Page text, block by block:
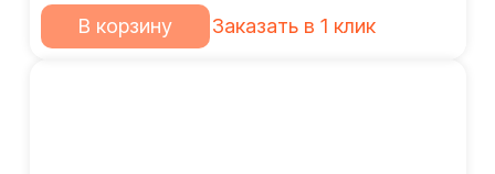
В корзину Заказать в 1 клик